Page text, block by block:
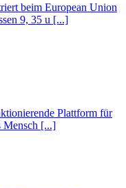
beim European Union
9, 35 u [...]
Plattform für
Mensch [...]